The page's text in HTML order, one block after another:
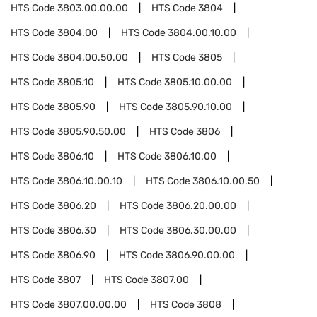
HTS Code3803.00.00.00 HTS Code3804
HTS Code3804.00 HTS Code3804.00.10.00
HTS Code3804.00.50.00 HTS Code3805
HTS Code3805.10 HTS Code3805.10.00.00
HTS Code3805.90 HTS Code3805.90.10.00
HTS Code3805.90.50.00 HTS Code3806
HTS Code3806.10 HTS Code3806.10.00
HTS Code3806.10.00.10 HTS Code3806.10.00.50
HTS Code3806.20 HTS Code3806.20.00.00
HTS Code3806.30 HTS Code3806.30.00.00
HTS Code3806.90 HTS Code3806.90.00.00
HTS Code3807 HTS Code3807.00
HTS Code3807.00.00.00 HTS Code3808